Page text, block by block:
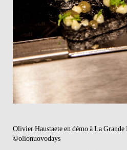
Olivier Haustaete en démo à La
©olionuovodays